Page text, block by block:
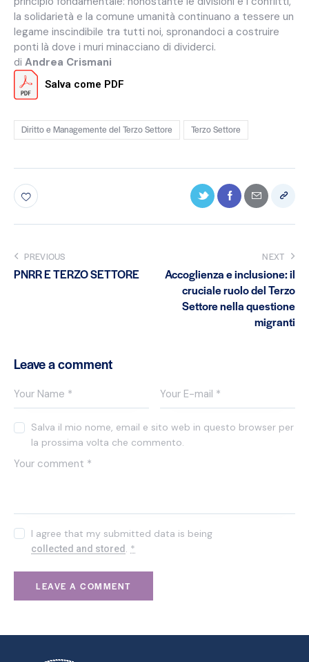
la solidarietà e la comune umanità continuano a tessere un
legame inscindibile tra tutti noi, spronandoci a costruire
ponti là dove i muri minacciano di dividerci.
di Andrea Crismani
Salva come PDF
Diritto e Managemente del Terzo Settore Terzo Settore
PREVIOUS
PNRR E TERZO SETTORE
NEXT
Accoglienza e inclusione: il
cruciale ruolo del Terzo
Settore nella questione
migranti
Leave a comment
Salva il mio nome, email e sito web in questo browser per
la prossima volta che commento.
I agree that my submitted data is being
collected and stored . *